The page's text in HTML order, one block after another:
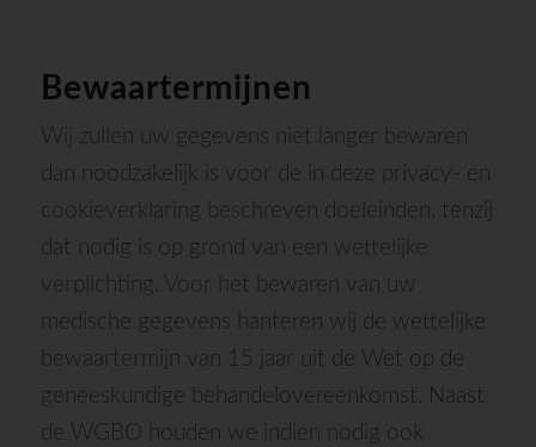
Bewaartermijnen
Wij zullen uw gegevens niet langer bewaren
dan noodzakelijk is voor de in deze privacy- en
cookieverklaring beschreven doeleinden, tenzij
dat nodig is op grond van een wettelijke
verplichting. Voor het bewaren van uw
medische gegevens hanteren wij de wettelijke
bewaartermijn van 15 jaar uit de Wet op de
geneeskundige behandelovereenkomst. Naast
de WGBO houden we indien nodig ook